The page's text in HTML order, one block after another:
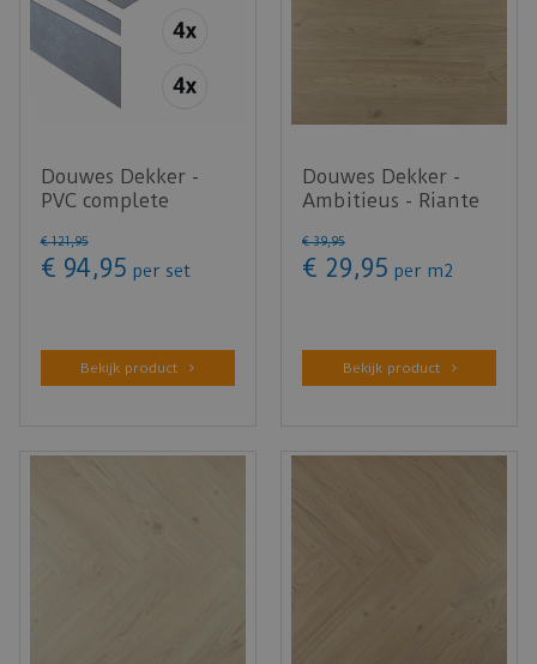
Douwes Dekker -
PVC complete
Bitterkoek 152,…
€ 121,95
€ 94,95 per set
Bekijk product
Douwes Dekker -
Ambitieus - Riante
07803 …
€ 39,95
€ 29,95 per m2
Bekijk product